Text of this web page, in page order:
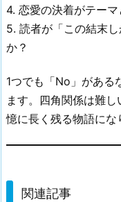
4. 恋愛の決着がテー
5. 読者が「この結末
か？
1つでも「No」がある
ます。四角関係は難
憶に長く残る物語にな
関連記事